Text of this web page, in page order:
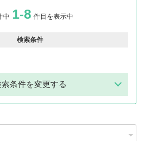
中 1-8 件目を表示中
検索条件
条件を変更する